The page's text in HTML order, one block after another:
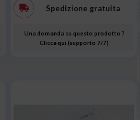
Spedizione gratuita
Una domanda su questo prodotto ?
Clicca qui (supporto 7/7)